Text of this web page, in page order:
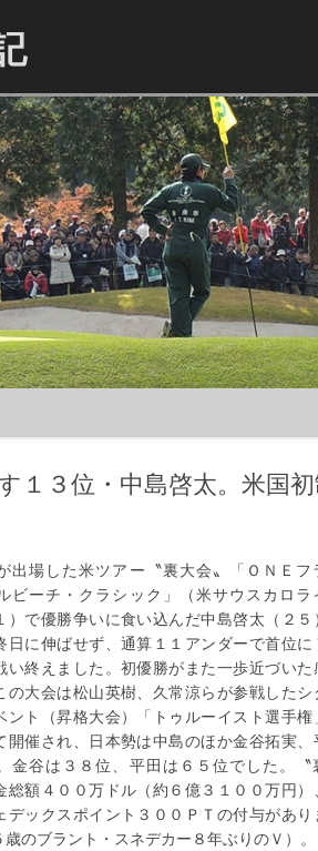
１３位・中島啓太。米国
出場した米ツアー〝裏大会〟「ＯＮＥフ
ビーチ・クラシック」（米サウスカロラ
で優勝争いに食い込んだ中島啓太（２５
日に伸ばせず、通算１１アンダーで首位に
い終えました。初優勝がまた一歩近づいた
の大会は松山英樹、久常涼らが参戦したシ
ント（昇格大会）「トゥルーイスト選手権
開催され、日本勢は中島のほか金谷拓実、
金谷は３８位、平田は６５位でした。〝
総額４００万ドル（約６億３１００万円）
デックスポイント３００ＰＴの付与があり
歳のブラント・スネデカー８年ぶりのＶ）。